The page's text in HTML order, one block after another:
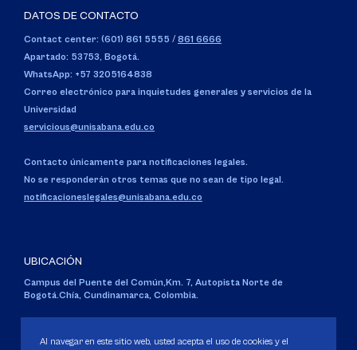
DATOS DE CONTACTO
Contact center: (601) 861 5555 / 861 6666
Apartado: 53753, Bogotá.
WhatsApp: +57 3205164838
Correo electrónico para inquietudes generales y servicios de la
Universidad
servicious@unisabana.edu.co
Contacto únicamente para notificaciones legales.
No se responderán otros temas que no sean de tipo legal.
notificacioneslegales@unisabana.edu.co
UBICACIÓN
Campus del Puente del Común,Km. 7, Autopista Norte de
Bogotá.Chía, Cundinamarca, Colombia.
Personería Jurídica:Resolución 130 del 14 de enero de 1980.
Al navegar en este sitio web, usted acepta el uso de cookies y el